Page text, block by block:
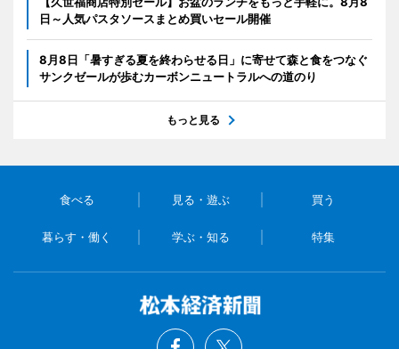
日～人気パスタソースまとめ買いセール開催
8月8日「暑すぎる夏を終わらせる日」に寄せて森と食をつなぐ
サンクゼールが歩むカーボンニュートラルへの道のり
もっと見る
食べる 見る・遊ぶ 買う
暮らす・働く 学ぶ・知る 特集